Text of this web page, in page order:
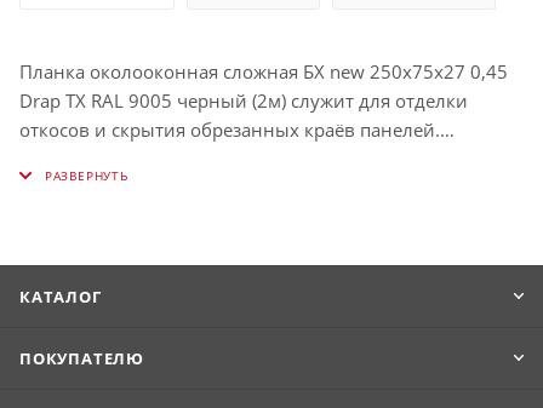
Планка околооконная сложная БХ new 250х75х27 0,45
Drap TX RAL 9005 черный (2м) служит для отделки
откосов и скрытия обрезанных краёв панелей.
Использование таких планок облегчает процесс
КАТАЛОГ
ПОКУПАТЕЛЮ